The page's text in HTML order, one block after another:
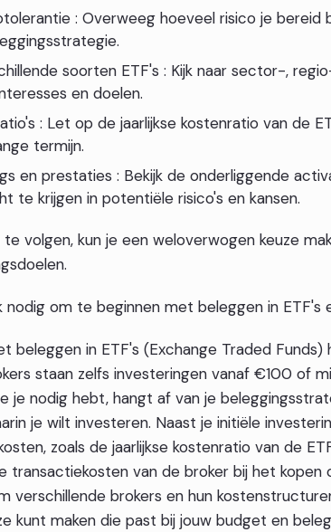
: Overweeg hoeveel risico je
soorten ETF's : Kijk naar sector-,
en doelen.
: Let op de jaarlijkse kostenratio van de
termijn.
en prestaties : Bekijk de onderliggende
te krijgen in potentiële risico's en kansen.
volgen, kun je een weloverwogen keuze
nodig om te beginnen met beleggen in ETF's
beleggen in ETF's (Exchange Traded Funds)
staan zelfs investeringen vanaf €100 of
je nodig hebt, hangt af van je
je wilt investeren. Naast je initiële
zoals de jaarlijkse kostenratio van de
transactiekosten van de broker bij het kopen
verschillende brokers en hun
kunt maken die past bij jouw budget en